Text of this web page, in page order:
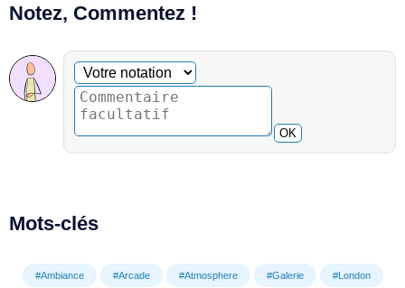
Notez, Commentez !
Commentaire facultatif
Votre notation
OK
Mots-clés
#Ambiance #Arcade #Atmosphere #Galerie #London